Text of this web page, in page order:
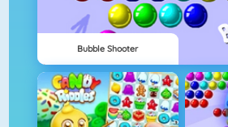
Bubble Shooter